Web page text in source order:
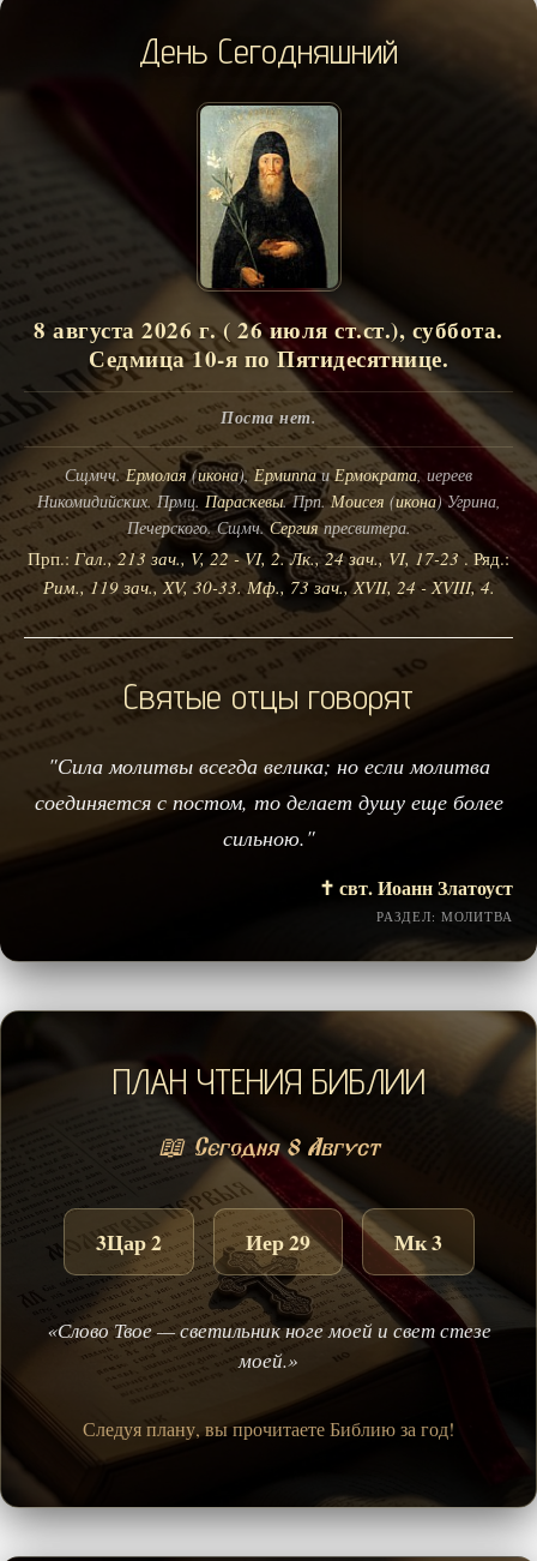
День Сегодняшний
8 августа 2026 г. ( 26 июля ст.ст.), суббота.
Седмица 10-я по Пятидесятнице.
Поста нет.
Сщмчч.Ермолая(икона),ЕрмиппаиЕрмократа, иереев
Никомидийских. Прмц. Параскевы. Прп.Моисея (икона) Угрина,
Печерского. Сщмч.Сергияпресвитера.
Прп.: Гал., 213 зач., V, 22 - VI, 2. Лк., 24 зач., VI, 17-23 . Ряд.:
Рим., 119 зач., XV, 30-33. Мф., 73 зач., XVII, 24 - XVIII, 4.
Святые отцы говорят
"Сила молитвы всегда велика; но если молитва
соединяется с постом, то делает душу еще более
сильною."
✝️ свт. Иоанн Златоуст
РАЗДЕЛ: МОЛИТВА
ПЛАН ЧТЕНИЯ БИБЛИИ
📖 Сегодня 8 Август
3Цар 2 Иер 29 Мк 3
«Слово Твое — светильник ноге моей и свет стезе
моей.»
Следуя плану, вы прочитаете Библию за год!